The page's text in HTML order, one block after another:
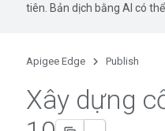
tiên. Bản dịch bằng AI có thể
Apigee Edge Publish
Xây dựng